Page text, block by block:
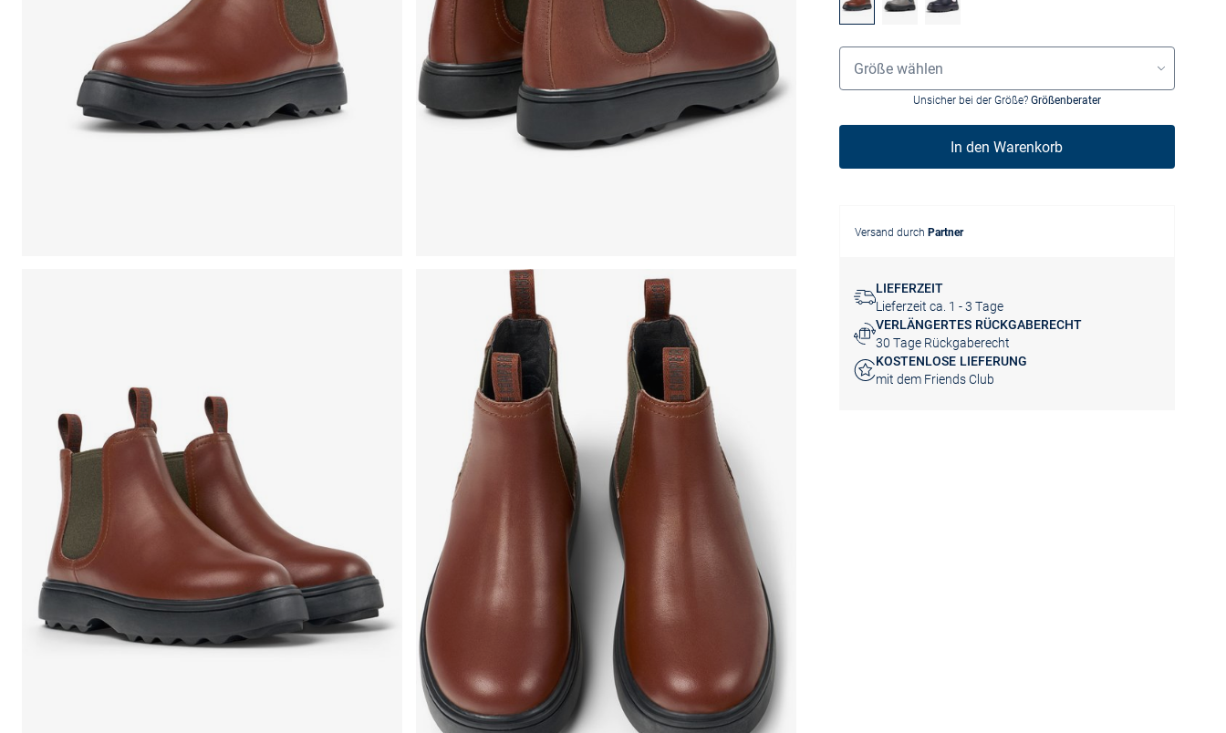
Größenauswahl
Größe wählen
Unsicher bei der Größe? Größenberater
In den Warenkorb
Versand durch Partner
LIEFERZEIT
Lieferzeit ca. 1 - 3 Tage
VERLÄNGERTES RÜCKGABERECHT
30 Tage Rückgaberecht
KOSTENLOSE LIEFERUNG
mit dem Friends Club